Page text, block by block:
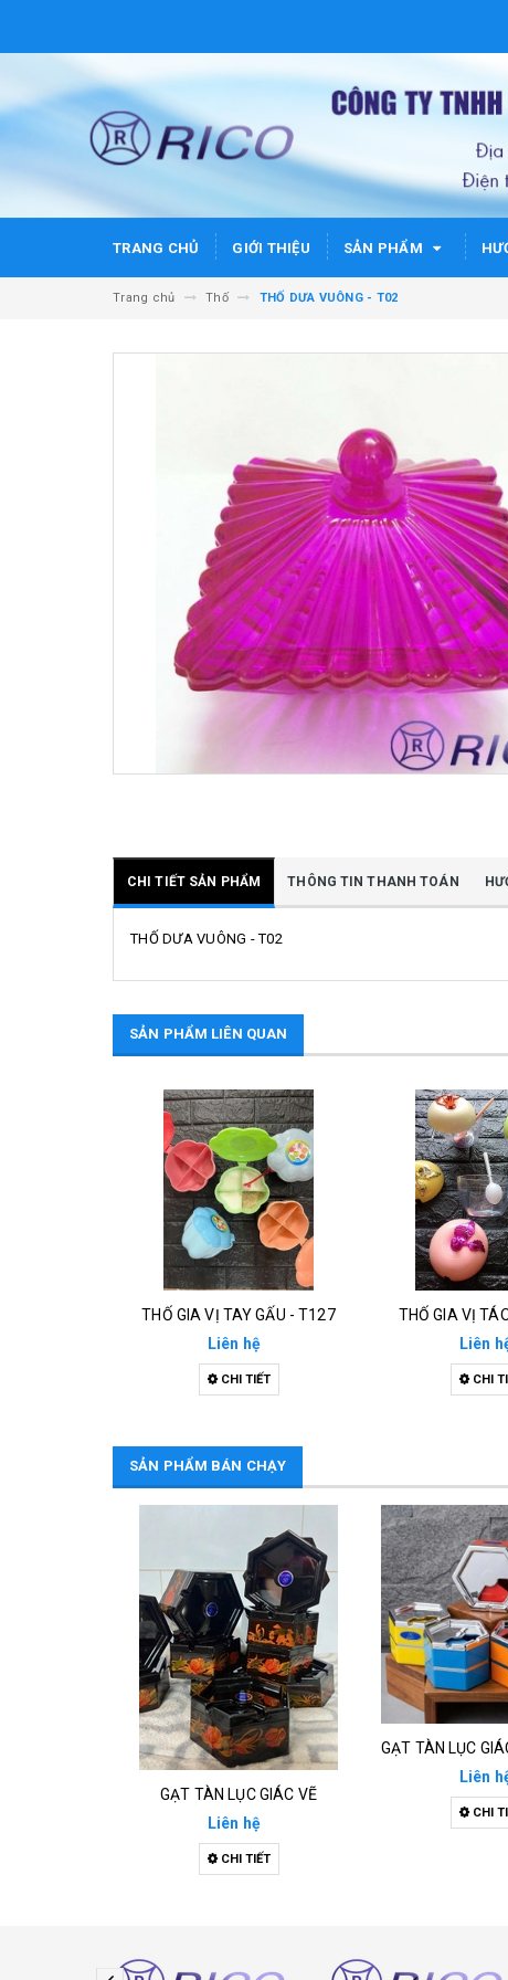
TRANG CHỦ GIỚI THIỆU SẢN PHẨM
Trang chủ Thố THỐ DƯA VUÔNG - T02
CHI TIẾT SẢN PHẨM THÔNG TIN THANH TOÁN
THỐ DƯA VUÔNG - T02
SẢN PHẨM LIÊN QUAN
THỐ GIA VỊ TAY GẤU - T127
Liên hệ
CHI TIẾT
THỐ GIA VỊ
Liên
CHI
SẢN PHẨM BÁN CHẠY
GẠT TÀN LỤC GIÁC VẼ
Liên hệ
CHI TIẾT
Liên
CHI